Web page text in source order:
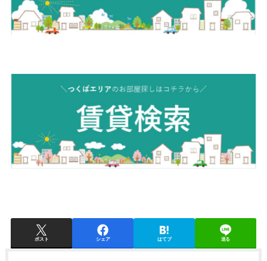
ポスト シェア はてブ 送る